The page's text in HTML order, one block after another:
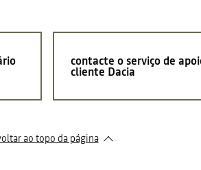
contacte o serviço de
cliente Dacia
ao topo da página